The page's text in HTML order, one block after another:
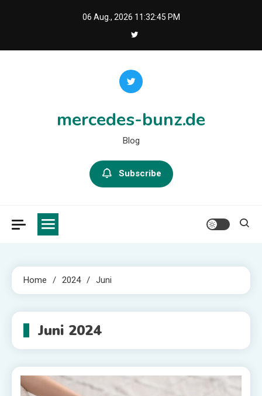
06 Aug., 2026 11:32:47 PM
mercedes-bunz.de
Blog
Subscribe
Home 2024 Juni
Juni 2024